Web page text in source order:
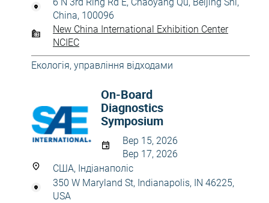
China, 100096
New China International Exhibition Center
NCIEC
Екологія, управління відходами
On-Board
Diagnostics
Symposium
Вер 15, 2026
Вер 17, 2026
США, Індіанаполіс
350 W Maryland St, Indianapolis, IN 46225,
USA